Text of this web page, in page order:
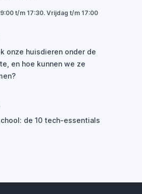
t/m 17:30. Vrijdag t/m 17:00
onze huisdieren onder de
en hoe kunnen we ze
de 10 tech-essentials